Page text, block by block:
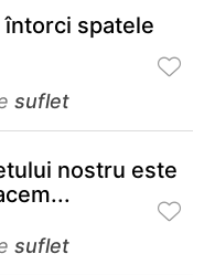
întorci spatele
suflet
nostru este
suflet